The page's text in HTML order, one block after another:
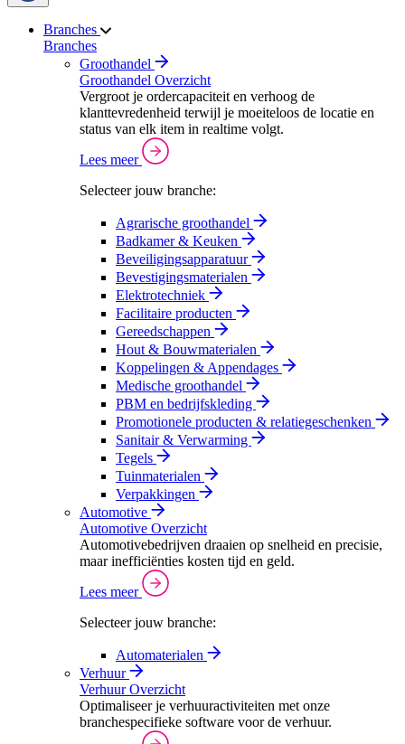
Branches
Branches
Groothandel
Groothandel Overzicht
Vergroot je ordercapaciteit en verhoog de
klanttevredenheid terwijl je moeiteloos de locatie en
status van elk item in realtime volgt.
Lees meer
Selecteer jouw branche:
Agrarische groothandel
Badkamer & Keuken
Beveiligingsapparatuur
Bevestigingsmaterialen
Elektrotechniek
Facilitaire producten
Gereedschappen
Hout & Bouwmaterialen
Koppelingen & Appendages
Medische groothandel
PBM en bedrijfskleding
Promotionele producten & relatiegeschenken
Sanitair & Verwarming
Tegels
Tuinmaterialen
Verpakkingen
Automotive
Automotive Overzicht
Automotivebedrijven draaien op snelheid en precisie,
maar inefficiënties kosten tijd en geld.
Lees meer
Selecteer jouw branche:
Automaterialen
Verhuur
Verhuur Overzicht
Optimaliseer je verhuuractiviteiten met onze
branchespecifieke software voor de verhuur.